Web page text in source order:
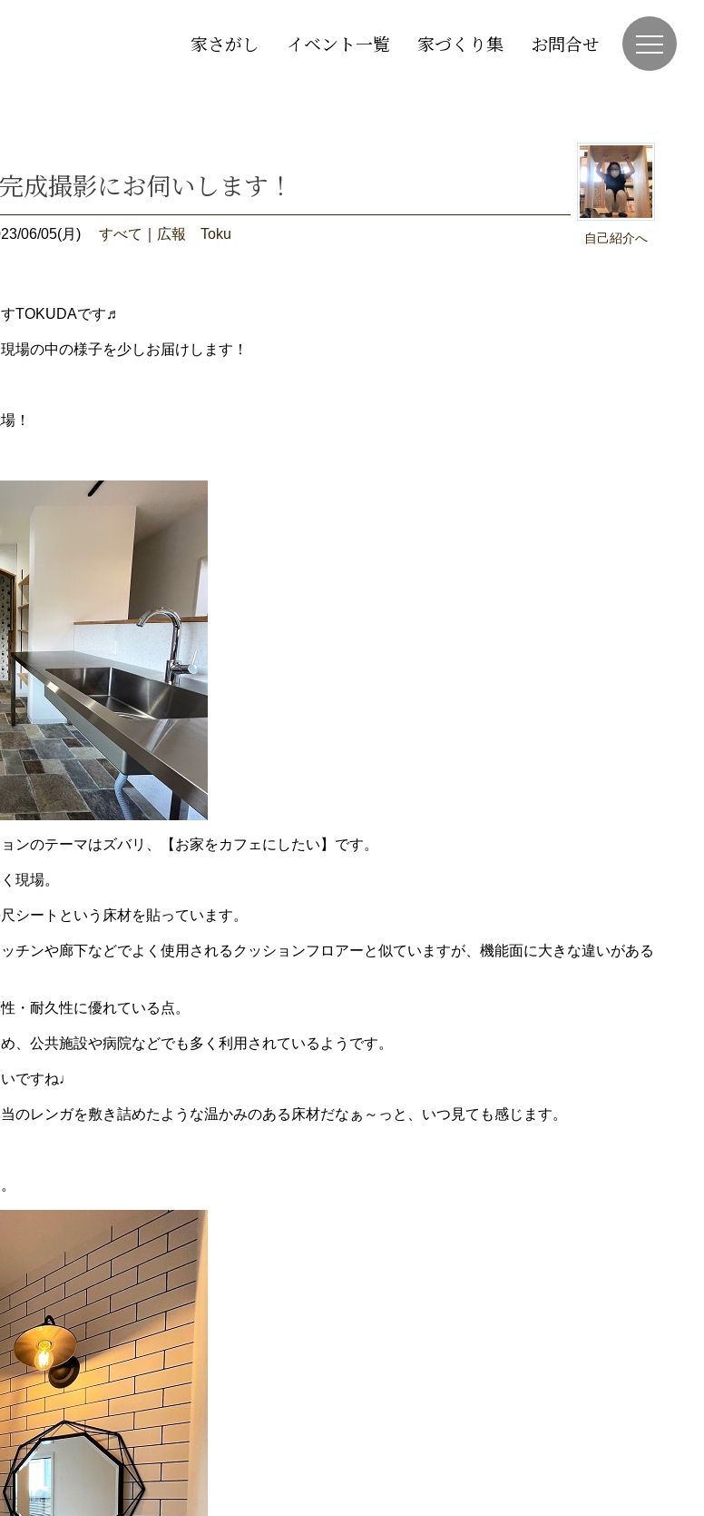
家さがし イベント一覧 家づくり集 お問合せ
自己紹介へ
成撮影にお伺いします！
06/05(月) すべて 広報 Toku
TOKUDAです♬
場の中の様子を少しお届けします！
！
ンのテーマはズバリ、【お家をカフェにしたい】です。
現場。
シートという床材を貼っています。
チンや廊下などでよく使用されるクッションフロアーと似ていますが、機能面に大きな違いがある
・耐久性に優れている点。
、公共施設や病院などでも多く利用されているようです。
ですね♩
のレンガを敷き詰めたような温かみのある床材だなぁ～っと、いつ見ても感じます。